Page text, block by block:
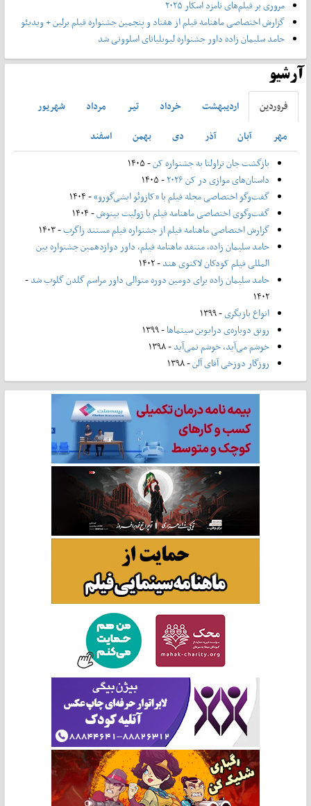
مروری بر فیلم‌های نامزد اسکار ۲۰۲۵
گزارش اختصاصی ماهنامه فیلم از هفتاد و پنجمین جشنواره فیلم برلین + ویدیئو
حامد سلیمان زاده داور جشنواره لیوبلیانای اسلوونی شد
آرشیو
فروردين ارديبهشت خرداد تير مرداد
شهريور
مهر
آبان آذر دی بهمن
اسفند
بازگشت جان تراولتا به جشنواره کن- ۱۴۰۵
داستان‌های موازی در کن ۲۰۲۶
- ۱۴۰۵
گفت‌وگو اختصاصی مجله فیلم با «کازوئو ایشی‌گورو»- ۱۴۰۴
گفت‌وگوی اختصاصی ماهنامه فیلم با ژولیت بینوش- ۱۴۰۴
گزارش اختصاصی ماهنامه فیلم از جشنواره فیلم مستند زاگرب- ۱۴۰۳
حامد سلیمان زاده، منتقد ماهنامه فیلم، داور دوازدهمین جشنواره بین
المللی فیلم کودکان لاکنوی هند- ۱۴۰۲
حامد سلیمان زاده برای دومین دوره متوالی داور مراسم گلدن گلوب شد-
۱۴۰۲
انواع بازیگری- ۱۳۹۹
رونق دوباره‌ی درایوین سینماها- ۱۳۹۹
خوشم می‌آید، خوشم نمی‌آید- ۱۳۹۸
روزگار دوزخی آقای آلن- ۱۳۹۸